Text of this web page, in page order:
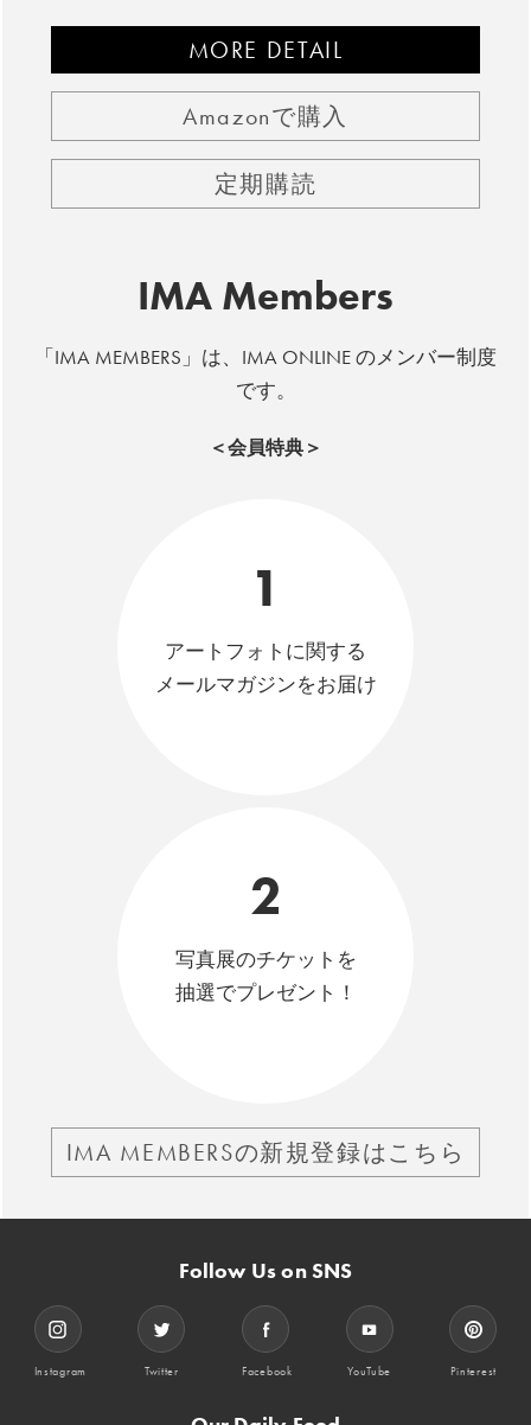
MORE DETAIL
Amazonで購入
定期購読
IMA Members
「IMA MEMBERS」は、IMA ONLINE のメンバー制度
です。
＜会員特典＞
1
アートフォトに関する
メールマガジンをお届け
2
写真展のチケットを
抽選でプレゼント！
IMA MEMBERSの新規登録はこちら
Follow Us on SNS
Instagram Twitter Facebook YouTube Pinterest